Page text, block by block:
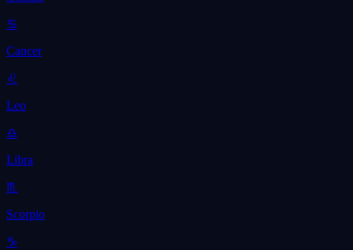
♋
Cancer
♌
Leo
♎
Libra
♏
Scorpio
♑